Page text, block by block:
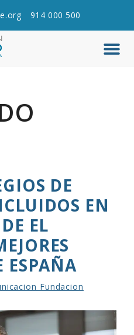
914 000 500
DE
EN
EL
ESPAÑA
Fundacion